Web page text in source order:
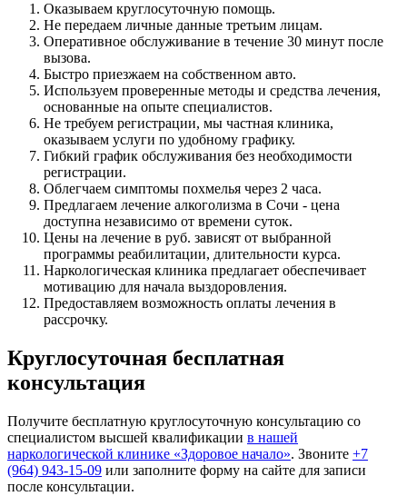
Оказываем круглосуточную помощь.
Не передаем личные данные третьим лицам.
Оперативное обслуживание в течение 30 минут после
вызова.
Быстро приезжаем на собственном авто.
Используем проверенные методы и средства лечения,
основанные на опыте специалистов.
Не требуем регистрации, мы частная клиника,
оказываем услуги по удобному графику.
Гибкий график обслуживания без необходимости
регистрации.
Облегчаем симптомы похмелья через 2 часа.
Предлагаем лечение алкоголизма в Сочи - цена
доступна независимо от времени суток.
Цены на лечение в руб. зависят от выбранной
программы реабилитации, длительности курса.
Наркологическая клиника предлагает обеспечивает
мотивацию для начала выздоровления.
Предоставляем возможность оплаты лечения в
рассрочку.
Круглосуточная бесплатная
консультация
Получите бесплатную круглосуточную консультацию со
специалистом высшей квалификации в нашей
наркологической клинике «Здоровое начало». Звоните +7
(964) 943-15-09 или заполните форму на сайте для записи
после консультации.